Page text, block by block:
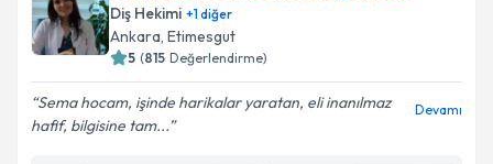
Diş Hekimi +1diğer
Ankara, Etimesgut
5 (815 Değerlendirme)
Sema hocam, işinde harikalar yaratan, eli inanılmaz
hafif, bilgisine tam...
Devamı